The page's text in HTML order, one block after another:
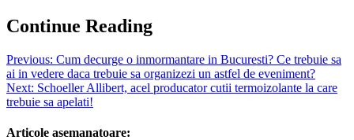
Continue Reading
Previous: Cum decurge o inmormantare in Bucuresti? Ce trebuie sa
ai in vedere daca trebuie sa organizezi un astfel de eveniment?
Next: Schoeller Allibert, acel producator cutii termoizolante la care
trebuie sa apelati!
Articole asemanatoare: